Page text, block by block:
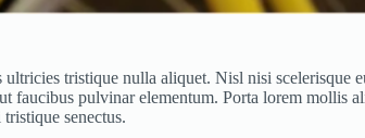
tristique nulla aliquet. Nisl nisi
faucibus pulvinar elementum. Porta lorem mollis
senectus.